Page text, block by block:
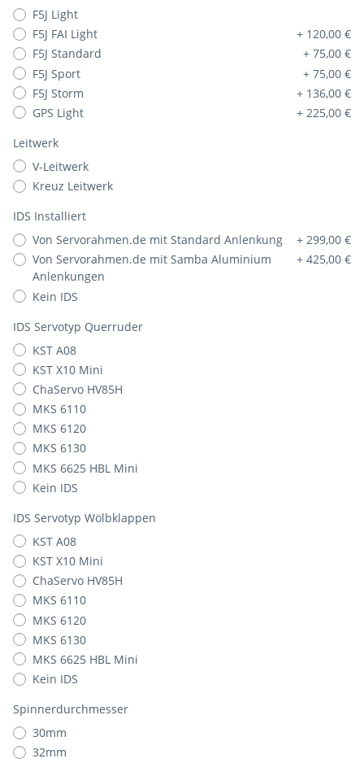
F5J Light
F5J FAI Light
+ 120,00 €
F5J Standard
+ 75,00 €
F5J Sport
+ 75,00 €
F5J Storm
+ 136,00 €
GPS Light
+ 225,00 €
Leitwerk
V-Leitwerk
Kreuz Leitwerk
IDS Installiert
Von Servorahmen.de mit Standard Anlenkung
+ 299,00 €
Von Servorahmen.de mit Samba Aluminium
Anlenkungen
+ 425,00 €
Kein IDS
IDS Servotyp Querruder
KST A08
KST X10 Mini
ChaServo HV85H
MKS 6110
MKS 6120
MKS 6130
MKS 6625 HBL Mini
Kein IDS
IDS Servotyp Wölbklappen
KST A08
KST X10 Mini
ChaServo HV85H
MKS 6110
MKS 6120
MKS 6130
MKS 6625 HBL Mini
Kein IDS
Spinnerdurchmesser
30mm
32mm